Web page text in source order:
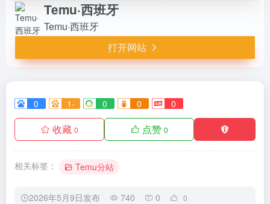
Temu·西班牙
Temu·西班牙
打开网站
0 1- 0 0 0
收藏 0 点赞 0
相关标签： Temu分站
2026年5月9日发布 740 0 0